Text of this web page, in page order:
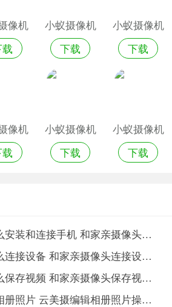
像机
app
小蚁摄像机
安卓版
下载
小蚁摄像机
历史版本
下载
像机
版本
小蚁摄像机
app
下载
小蚁摄像机
安卓版app
下载
和家亲摄像头怎么安装和连接手机 和家亲摄像头安装和连接手机方法
和家亲摄像头怎么连接设备 和家亲摄像头连接设备方法
和家亲摄像头怎么保存视频 和家亲摄像头保存视频方法
云美摄怎么编辑相册照片 云美摄编辑相册照片操作方法